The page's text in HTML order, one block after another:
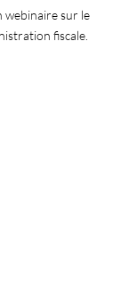
webinaire sur le
fiscale.